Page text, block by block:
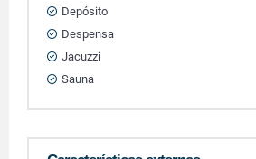
Depósito
Despensa
Jacuzzi
Sauna